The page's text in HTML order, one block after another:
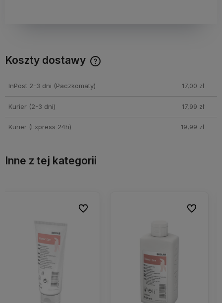
Koszty dostawy
InPost 2-3 dni (Paczkomaty) 17,00 zł
Kurier (2-3 dni) 17,99 zł
Kurier (Express 24h) 19,99 zł
Inne z tej kategorii
Do ulubionych
Do ulubionych Do
Do